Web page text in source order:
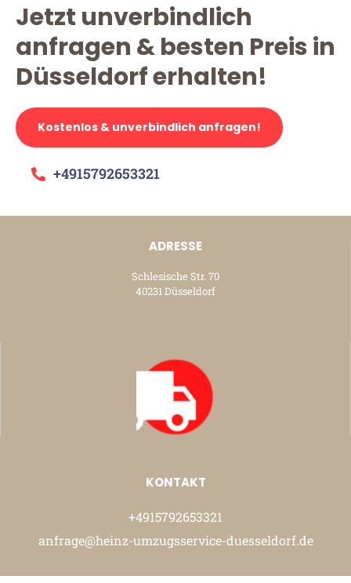
Jetzt unverbindlich
anfragen & besten Preis in
Düsseldorf erhalten!
Kostenlos & unverbindlich anfragen!
+4915792653321
ADRESSE
Schlesische Str. 70
40231 Düsseldorf
KONTAKT
+4915792653321
anfrage@heinz-umzugsservice-duesseldorf.de